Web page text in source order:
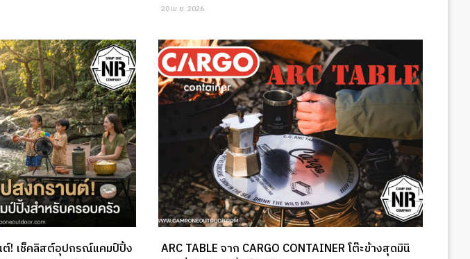
20 เม.ย. 2026
ต์! เช็คลิสต์อุปกรณ์แคมป์ปิ้ง
ARC TABLE จาก CARGO CONTAINER โต๊ะข้างสุดมินิ